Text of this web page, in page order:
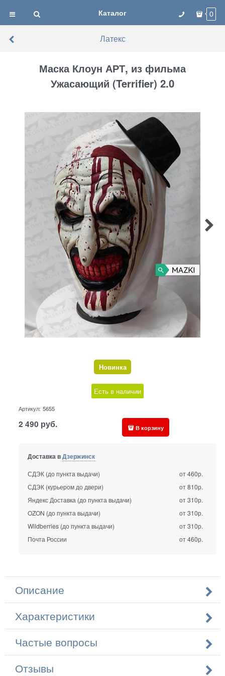
Каталог 0
Латекс
Маска Клоун АРТ, из фильма
Ужасающий (Terrifier) 2.0
Новинка
Есть в наличии
Артикул: 5655
2 490 руб. В корзину
Доставка вДзержинск
СДЭК (до пункта выдачи)
от 460р.
СДЭК (курьером до двери)
от 810р.
Яндекс Доставка (до пункта выдачи)
от 310р.
OZON (до пункта выдачи)
от 310р.
Wildberries (до пункта выдачи)
от 310р.
Почта России
от 460р.
Описание
Характеристики
Частые вопросы
Отзывы